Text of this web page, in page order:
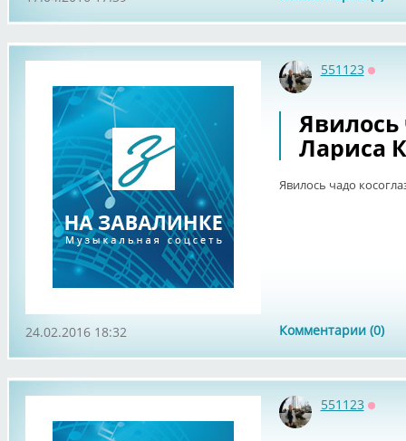
551123
Явилось
Лариса
Явилось чадо
Комментарии (0)
24.02.2016 18:32
551123